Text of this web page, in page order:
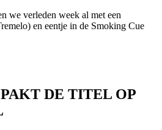
we verleden week al met een
en eentje in de Smoking Cue
DE TITEL OP